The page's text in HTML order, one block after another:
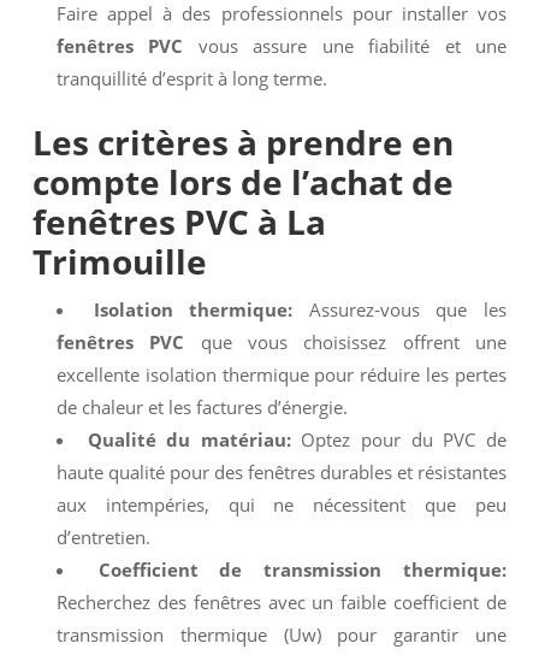
Faire appel à des professionnels pour installer vos
fenêtres PVC vous assure une fiabilité et une
tranquillité d’esprit à long terme.
Les critères à prendre en
compte lors de l’achat de
fenêtres PVC à La
Trimouille
Isolation thermique: Assurez-vous que les
fenêtres PVC que vous choisissez offrent une
excellente isolation thermique pour réduire les pertes
de chaleur et les factures d’énergie.
Qualité du matériau:Optez pour du PVC de
haute qualité pour des fenêtres durables et résistantes
aux intempéries, qui ne nécessitent que peu
d’entretien.
Coefficient de transmission thermique:
Recherchez des fenêtres avec un faible coefficient de
transmission thermique (Uw) pour garantir une